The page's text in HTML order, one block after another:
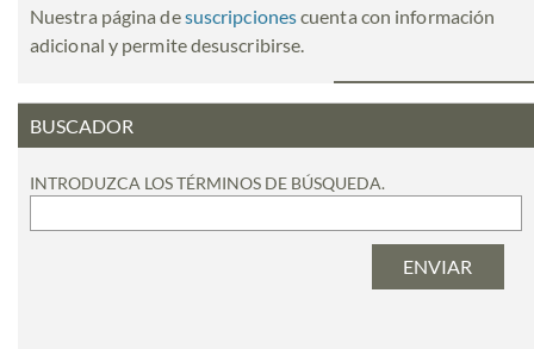
Nuestra página desuscripcionescuenta con información
adicional y permite desuscribirse.
BUSCADOR
INTRODUZCA LOS TÉRMINOS DE BÚSQUEDA.